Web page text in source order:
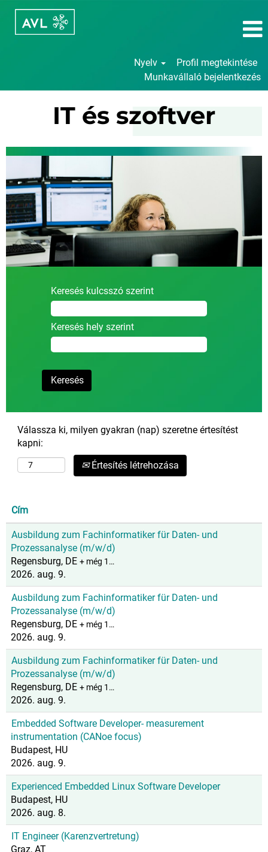
Nyelv
Profil megtekintése
Munkavállaló bejelentkezés
IT és szoftver
Keresés kulcsszó szerint
Keresés hely szerint
Válassza ki, milyen gyakran (nap) szeretne értesítést
kapni:
Értesítés létrehozása
Cím
Ausbildung zum Fachinformatiker für Daten- und
Prozessanalyse (m/w/d)
Regensburg, DE + még 1…
2026. aug. 9.
Ausbildung zum Fachinformatiker für Daten- und
Prozessanalyse (m/w/d)
Regensburg, DE + még 1…
2026. aug. 9.
Ausbildung zum Fachinformatiker für Daten- und
Prozessanalyse (m/w/d)
Regensburg, DE + még 1…
2026. aug. 9.
Embedded Software Developer- measurement
instrumentation (CANoe focus)
Budapest, HU
2026. aug. 9.
Experienced Embedded Linux Software Developer
Budapest, HU
2026. aug. 8.
IT Engineer (Karenzvertretung)
Graz, AT